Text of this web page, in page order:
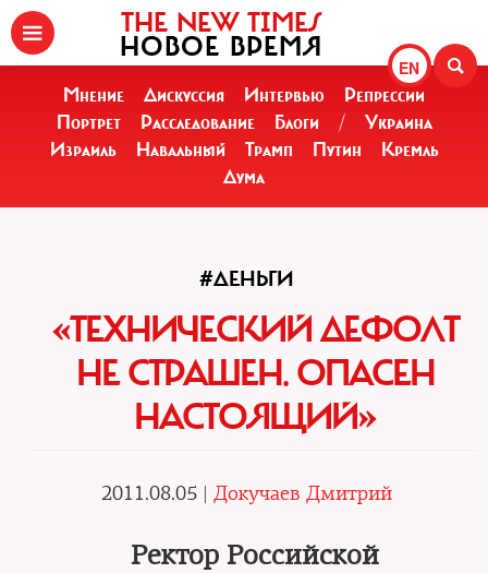
EN
THE NEW TIMES
НОВОЕ ВРЕМЯ
Мнение Дискуссия Интервью
Репрессии
Портрет
Расследование Блоги /
Украина
Израиль
Навальный Трамп Путин
Кремль
Дума
#ДЕНЬГИ
«ТЕХНИЧЕСКИЙ ДЕФОЛТ
НЕ СТРАШЕН. ОПАСЕН
НАСТОЯЩИЙ»
2011.08.05 | Докучаев Дмитрий
Ректор Российской